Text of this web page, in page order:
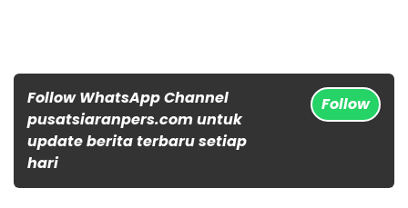
Follow WhatsApp Channel
pusatsiaranpers.com untuk
update berita terbaru setiap
hari
Follow